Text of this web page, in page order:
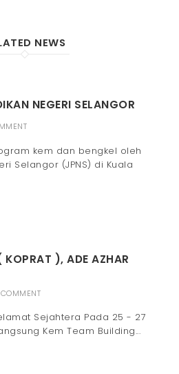
NEWS
NEGERI SELANGOR
kem dan bengkel oleh
Selangor (JPNS) di Kuala
KOPRAT ), ADE AZHAR
Sejahtera Pada 25 - 27
Kem Team Building...